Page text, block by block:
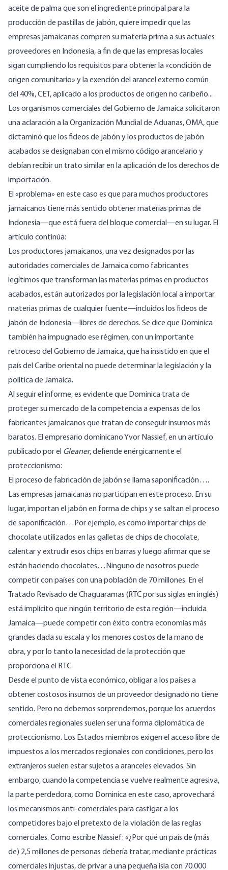
aceite de palma que son el ingrediente principal para la
producción de pastillas de jabón, quiere impedir que las
empresas jamaicanas compren su materia prima a sus actuales
proveedores en Indonesia, a fin de que las empresas locales
sigan cumpliendo los requisitos para obtener la «condición de
origen comunitario» y la exención del arancel externo común
del 40%, CET, aplicado a los productos de origen no caribeño...
Los organismos comerciales del Gobierno de Jamaica solicitaron
una aclaración a la Organización Mundial de Aduanas, OMA, que
dictaminó que los fideos de jabón y los productos de jabón
acabados se designaban con el mismo código arancelario y
debían recibir un trato similar en la aplicación de los derechos de
importación.
El «problema» en este caso es que para muchos productores
jamaicanos tiene más sentido obtener materias primas de
Indonesia—que está fuera del bloque comercial—en su lugar. El
artículo continúa:
Los productores jamaicanos, una vez designados por las
autoridades comerciales de Jamaica como fabricantes
legítimos que transforman las materias primas en productos
acabados, están autorizados por la legislación local a importar
materias primas de cualquier fuente—incluidos los fideos de
jabón de Indonesia—libres de derechos. Se dice que Dominica
también ha impugnado ese régimen, con un importante
retroceso del Gobierno de Jamaica, que ha insistido en que el
país del Caribe oriental no puede determinar la legislación y la
política de Jamaica.
Al seguir el informe, es evidente que Dominica trata de
proteger su mercado de la competencia a expensas de los
fabricantes jamaicanos que tratan de conseguir insumos más
baratos. El empresario dominicano Yvor Nassief, en un artículo
publicado por el Gleaner, defiende enérgicamente el
proteccionismo:
El proceso de fabricación de jabón se llama saponificación….
Las empresas jamaicanas no participan en este proceso. En su
lugar, importan el jabón en forma de chips y se saltan el proceso
de saponificación…Por ejemplo, es como importar chips de
chocolate utilizados en las galletas de chips de chocolate,
calentar y extrudir esos chips en barras y luego afirmar que se
están haciendo chocolates…Ninguno de nosotros puede
competir con países con una población de 70 millones. En el
Tratado Revisado de Chaguaramas (RTC por sus siglas en inglés)
está implícito que ningún territorio de esta región—incluida
Jamaica—puede competir con éxito contra economías más
grandes dada su escala y los menores costos de la mano de
obra, y por lo tanto la necesidad de la protección que
proporciona el RTC.
Desde el punto de vista económico, obligar a los países a
obtener costosos insumos de un proveedor designado no tiene
sentido. Pero no debemos sorprendernos, porque los acuerdos
comerciales regionales suelen ser una forma diplomática de
proteccionismo. Los Estados miembros exigen el acceso libre de
impuestos a los mercados regionales con condiciones, pero los
extranjeros suelen estar sujetos a aranceles elevados. Sin
embargo, cuando la competencia se vuelve realmente agresiva,
la parte perdedora, como Dominica en este caso, aprovechará
los mecanismos anti-comerciales para castigar a los
competidores bajo el pretexto de la violación de las reglas
comerciales. Como escribe Nassief: «¿Por qué un país de (más
de) 2,5 millones de personas debería tratar, mediante prácticas
comerciales injustas, de privar a una pequeña isla con 70.000